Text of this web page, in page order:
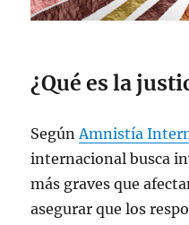
¿Qué es la
SegúnAmnistía
internacional busca
más graves que
asegurar que los